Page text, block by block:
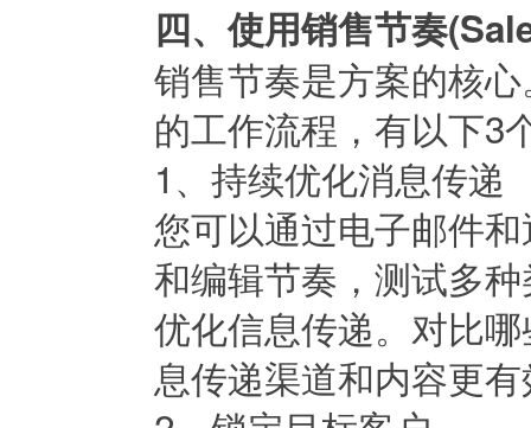
四、使用销售节奏
销售节奏是方案的核
的工作流程，有以下3
1、持续优化消息传递
您可以通过电子邮件
和编辑节奏，测试多
优化信息传递。对比
息传递渠道和内容更